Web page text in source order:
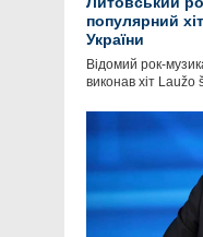
популярний
України
Відомий рок-
виконав хіт Laužo